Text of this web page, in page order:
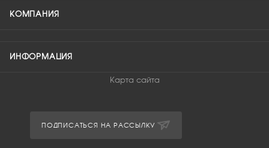
КОМПАНИЯ
ИНФОРМАЦИЯ
Карта сайта
ПОДПИСАТЬСЯ НА РАССЫЛКУ